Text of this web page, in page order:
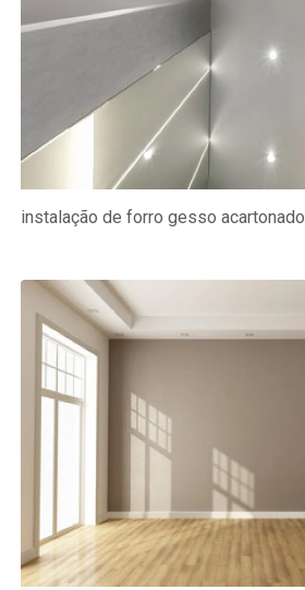
instalação de forro gesso acartonado